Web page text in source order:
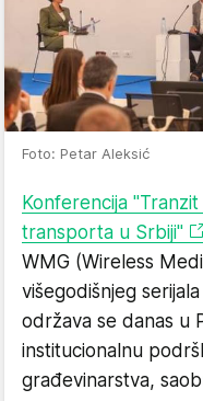
Foto: Petar Aleksić
Konferencija
transporta u Srbiji"
WMG (Wireless
višegodišnjeg
održava se danas u
institucionalnu
građevinarstva,